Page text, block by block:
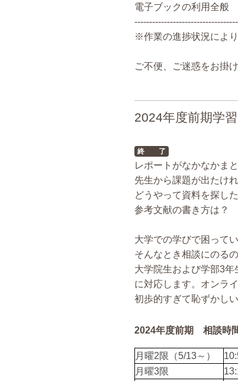
電子ブックの利用全般
※作業の進捗状況によ
ご不便、ご迷惑をお掛
2024年度前期学
終 了
レポートがなかなかま
先生から課題が出たけ
どうやって資料を探し
参考文献の書き方は？
大学での学びで困って
そんなとき相談にのる
大学院生および学部3
に対応します。オンラ
初歩的すぎて恥ずかし
2024年度前期 相談時
月曜2限（5/13～）
月曜3限